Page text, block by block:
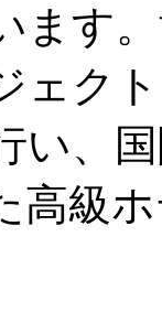
ます
ェク
い、
高級